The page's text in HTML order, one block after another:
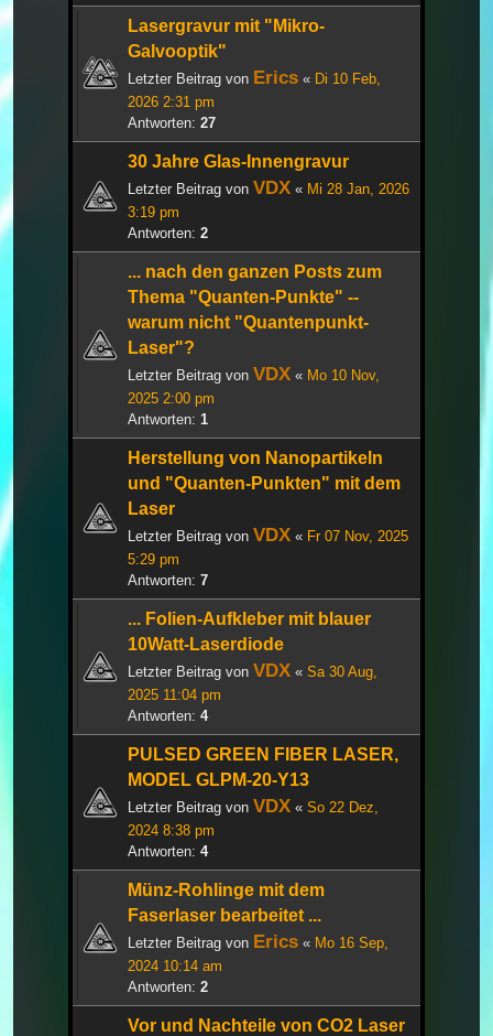
Lasergravur mit "Mikro-
Galvooptik"
Letzter Beitrag von Erics « Di 10 Feb,
2026 2:31 pm
Antworten: 27
30 Jahre Glas-Innengravur
Letzter Beitrag von VDX « Mi 28 Jan, 2026
3:19 pm
Antworten: 2
... nach den ganzen Posts zum
Thema "Quanten-Punkte" --
warum nicht "Quantenpunkt-
Laser"?
Letzter Beitrag von VDX « Mo 10 Nov,
2025 2:00 pm
Antworten: 1
Herstellung von Nanopartikeln
und "Quanten-Punkten" mit dem
Laser
Letzter Beitrag von VDX « Fr 07 Nov, 2025
5:29 pm
Antworten: 7
... Folien-Aufkleber mit blauer
10Watt-Laserdiode
Letzter Beitrag von VDX « Sa 30 Aug,
2025 11:04 pm
Antworten: 4
PULSED GREEN FIBER LASER,
MODEL GLPM-20-Y13
Letzter Beitrag von VDX « So 22 Dez,
2024 8:38 pm
Antworten: 4
Münz-Rohlinge mit dem
Faserlaser bearbeitet ...
Letzter Beitrag von Erics « Mo 16 Sep,
2024 10:14 am
Antworten: 2
Vor und Nachteile von CO2 Laser